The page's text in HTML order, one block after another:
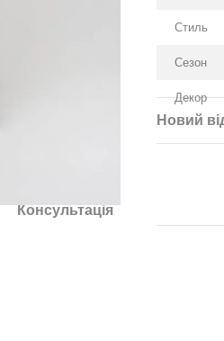
Консультація
Стиль
Сезон
Декор
Новий